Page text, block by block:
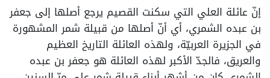
إنّ عائلة العلي التي سكنت القصيم يرجع أصلها إلى جعفر
بن عبده الشمري، أي أنّ أصلها من قبيلة شمر المشهورة
في الجزيرة العربيّة، ولهذه العائلة التاريخ العظيم
والعريق، فالجدّ الأكبر لهذه العائلة هو جعفر بن عبده